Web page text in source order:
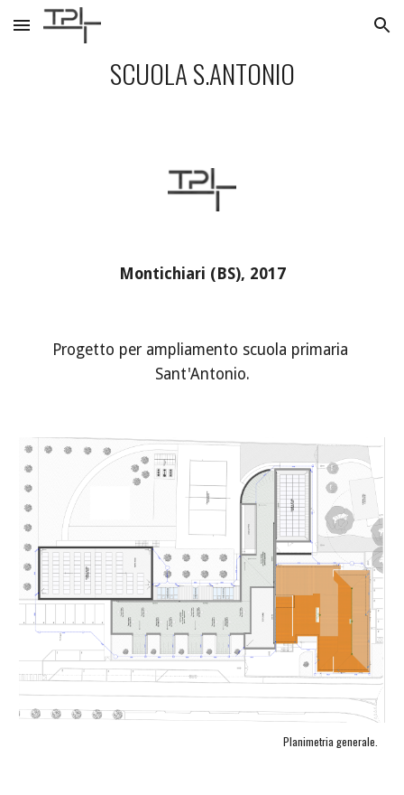
Skip to main content Skip to navigation
SCUOLA S.ANTONIO
Montichiari (BS), 2017
Progetto per ampliamento scuola primaria
Sant'Antonio.
Planimetria generale.